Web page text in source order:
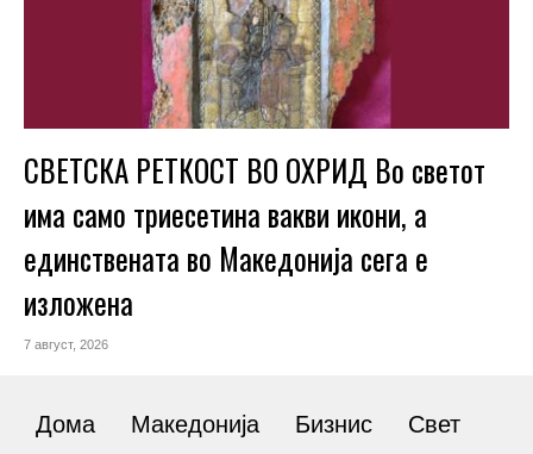
СВЕТСКА РЕТКОСТ ВО ОХРИД Во светот
има само триесетина вакви икони, а
единствената во Македонија сега е
изложена
7 август, 2026
Дома Македонија Бизнис Свет